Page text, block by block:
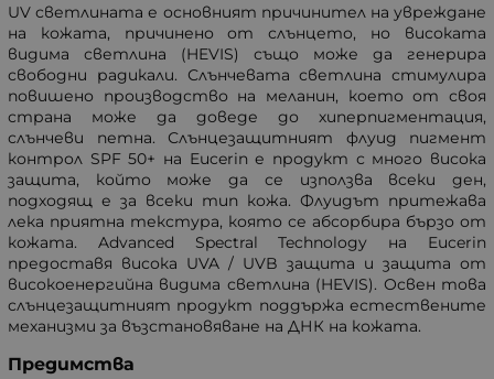
UV светлината е основният причинител на увреждане
на кожата, причинено от слънцето, но високата
видима светлина (HEVIS) също може да генерира
свободни радикали. Слънчевата светлина стимулира
повишено производство на меланин, което от своя
страна може да доведе до хиперпигментация,
слънчеви петна. Слънцезащитният флуид пигмент
контрол SPF 50+ на Eucerin е продукт с много висока
защита, който може да се използва всеки ден,
подходящ е за всеки тип кожа. Флуидът притежава
лека приятна текстура, която се абсорбира бързо от
кожата. Advanced Spectral Technology на Eucerin
предоставя висока UVA / UVB защита и защита от
високоенергийна видима светлина (HEVIS). Освен това
слънцезащитният продукт поддържа естествените
механизми за възстановяване на ДНК на кожата.
Предимства